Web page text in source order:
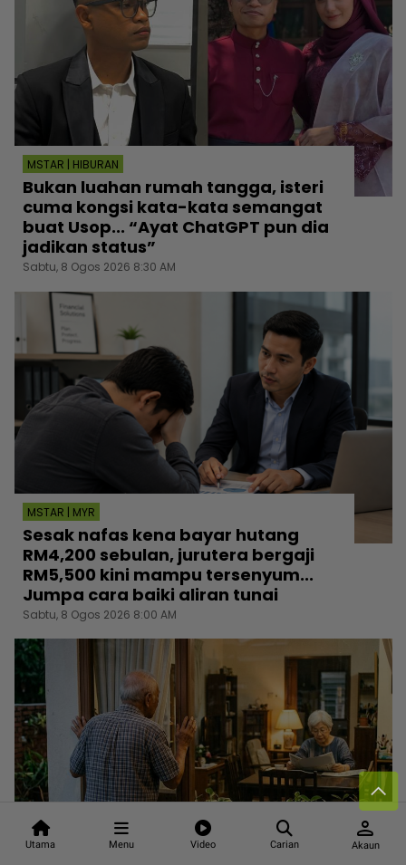
Utama Menu Video Carian
person
Akaun
MSTAR | HIBURAN
Bukan luahan rumah tangga, isteri
cuma kongsi kata-kata semangat
buat Usop... “Ayat ChatGPT pun dia
jadikan status”
Sabtu, 8 Ogos 2026 8:30 AM
MSTAR | MYR
Sesak nafas kena bayar hutang
RM4,200 sebulan, jurutera bergaji
RM5,500 kini mampu tersenyum...
Jumpa cara baiki aliran tunai
Sabtu, 8 Ogos 2026 8:00 AM